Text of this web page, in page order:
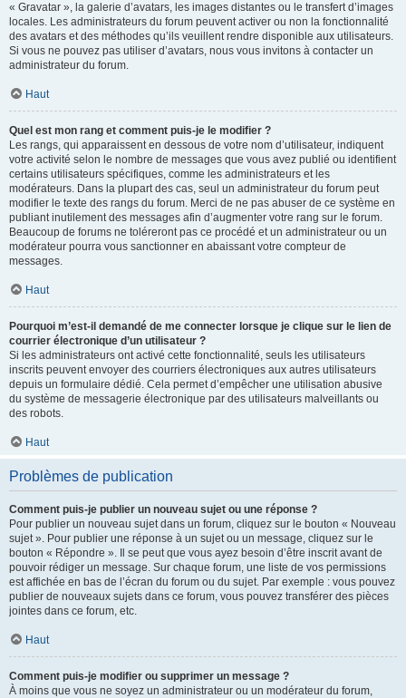
« Gravatar », la galerie d’avatars, les images distantes ou le transfert d’images
locales. Les administrateurs du forum peuvent activer ou non la fonctionnalité
des avatars et des méthodes qu’ils veuillent rendre disponible aux utilisateurs.
Si vous ne pouvez pas utiliser d’avatars, nous vous invitons à contacter un
administrateur du forum.
Haut
Quel est mon rang et comment puis-je le modifier ?
Les rangs, qui apparaissent en dessous de votre nom d’utilisateur, indiquent
votre activité selon le nombre de messages que vous avez publié ou identifient
certains utilisateurs spécifiques, comme les administrateurs et les
modérateurs. Dans la plupart des cas, seul un administrateur du forum peut
modifier le texte des rangs du forum. Merci de ne pas abuser de ce système en
publiant inutilement des messages afin d’augmenter votre rang sur le forum.
Beaucoup de forums ne toléreront pas ce procédé et un administrateur ou un
modérateur pourra vous sanctionner en abaissant votre compteur de
messages.
Haut
Pourquoi m’est-il demandé de me connecter lorsque je clique sur le lien de
courrier électronique d’un utilisateur ?
Si les administrateurs ont activé cette fonctionnalité, seuls les utilisateurs
inscrits peuvent envoyer des courriers électroniques aux autres utilisateurs
depuis un formulaire dédié. Cela permet d’empêcher une utilisation abusive
du système de messagerie électronique par des utilisateurs malveillants ou
des robots.
Haut
Problèmes de publication
Comment puis-je publier un nouveau sujet ou une réponse ?
Pour publier un nouveau sujet dans un forum, cliquez sur le bouton « Nouveau
sujet ». Pour publier une réponse à un sujet ou un message, cliquez sur le
bouton « Répondre ». Il se peut que vous ayez besoin d’être inscrit avant de
pouvoir rédiger un message. Sur chaque forum, une liste de vos permissions
est affichée en bas de l’écran du forum ou du sujet. Par exemple : vous pouvez
publier de nouveaux sujets dans ce forum, vous pouvez transférer des pièces
jointes dans ce forum, etc.
Haut
Comment puis-je modifier ou supprimer un message ?
À moins que vous ne soyez un administrateur ou un modérateur du forum,